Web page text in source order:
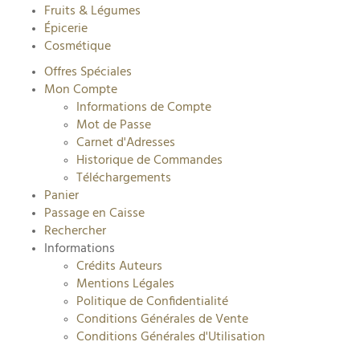
Fruits & Légumes
Épicerie
Cosmétique
Offres Spéciales
Mon Compte
Informations de Compte
Mot de Passe
Carnet d'Adresses
Historique de Commandes
Téléchargements
Panier
Passage en Caisse
Rechercher
Informations
Crédits Auteurs
Mentions Légales
Politique de Confidentialité
Conditions Générales de Vente
Conditions Générales d'Utilisation